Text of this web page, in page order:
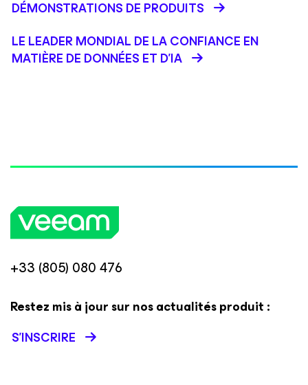
DÉMONSTRATIONS DE PRODUITS
LE LEADER MONDIAL DE LA CONFIANCE EN
MATIÈRE DE DONNÉES ET D'IA
+33 (805) 080 476
Restez mis à jour sur nos actualités produit :
S’INSCRIRE